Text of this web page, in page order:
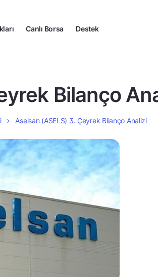
Canlı Borsa Destek
Bilanço
Aselsan (ASELS) 3. Çeyrek Bilanço Analizi